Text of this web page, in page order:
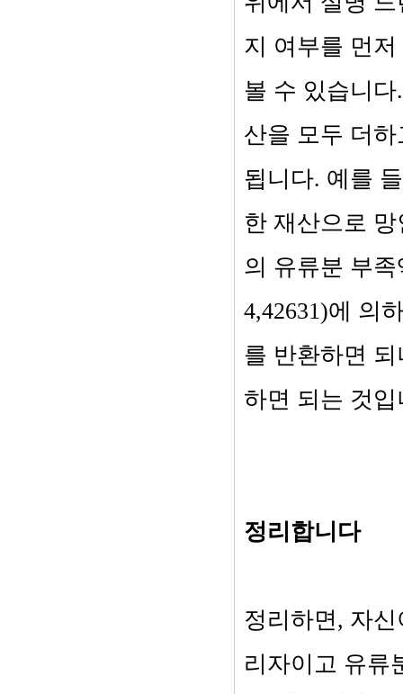
지 여부를 먼
볼 수 있습니
산을 모두 더
됩니다. 예를
한 재산으로
의 유류분 부족
4,42631)에 의
를 반환하면
하면 되는 것입
정리합니다
정리하면, 자
리자이고 유류